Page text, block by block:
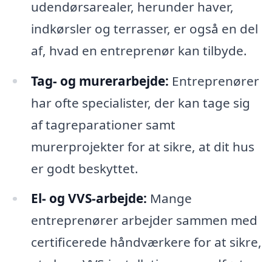
udendørsarealer, herunder haver,
indkørsler og terrasser, er også en del
af, hvad en entreprenør kan tilbyde.
Tag- og murerarbejde: Entreprenører
har ofte specialister, der kan tage sig
af tagreparationer samt
murerprojekter for at sikre, at dit hus
er godt beskyttet.
El- og VVS-arbejde: Mange
entreprenører arbejder sammen med
certificerede håndværkere for at sikre,